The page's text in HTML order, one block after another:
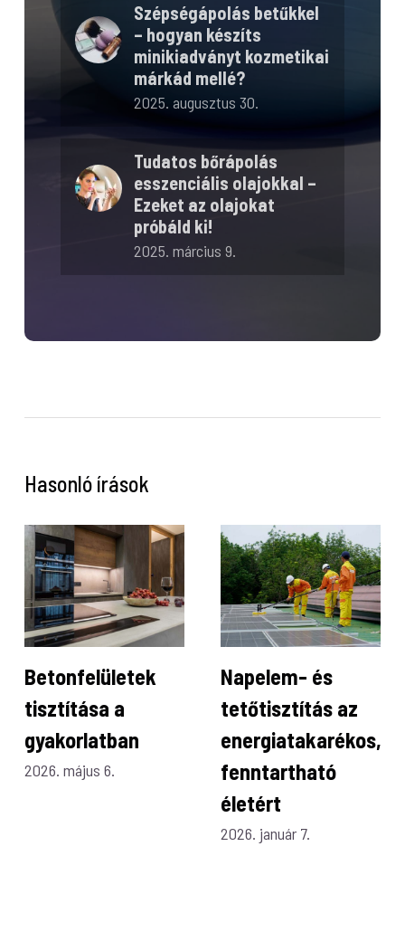
Szépségápolás betűkkel
– hogyan készíts
minikiadványt kozmetikai
márkád mellé?
2025. augusztus 30.
Tudatos bőrápolás
esszenciális olajokkal –
Ezeket az olajokat
próbáld ki!
2025. március 9.
Hasonló írások
Betonfelületek
tisztítása a
gyakorlatban
2026. május 6.
Napelem- és
tetőtisztítás az
energiatakarékos,
fenntartható
életért
2026. január 7.